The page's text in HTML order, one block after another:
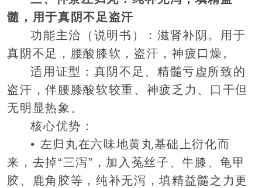
髓，用于真阴不足盗汗
功能主治（说明书）：滋肾补阴。用于
真阴不足，腰酸膝软，盗汗，神疲口燥。
适用证型：真阴不足、精髓亏虚所致的
盗汗，伴腰膝酸软较重、神疲乏力、口干但
无明显热象。
核心优势：
• 左归丸在六味地黄丸基础上衍化而
来，去掉“三泻”，加入菟丝子、牛膝、龟甲
胶、鹿角胶等，纯补无泻，填精益髓之力更